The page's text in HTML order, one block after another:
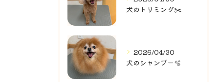
犬のトリミング✂️
2026/04/30
犬のシャンプー🫧